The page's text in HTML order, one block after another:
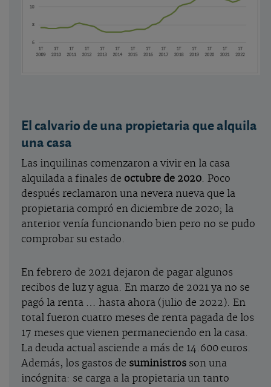
El calvario de una propietaria que alquila
una casa
Las inquilinas comenzaron a vivir en la casa
alquilada a finales de octubre de 2020. Poco
después reclamaron una nevera nueva que la
propietaria compró en diciembre de 2020; la
anterior venía funcionando bien pero no se pudo
comprobar su estado.
En febrero de 2021 dejaron de pagar algunos
recibos de luz y agua. En marzo de 2021 ya no se
pagó la renta … hasta ahora (julio de 2022). En
total fueron cuatro meses de renta pagada de los
17 meses que vienen permaneciendo en la casa.
La deuda actual asciende a más de 14.600 euros.
Además, los gastos de suministros son una
incógnita: se carga a la propietaria un tanto